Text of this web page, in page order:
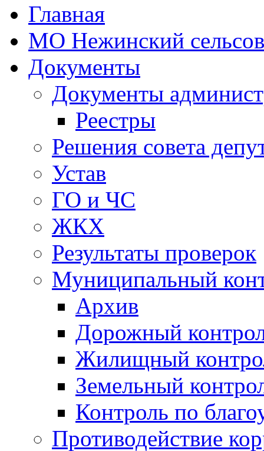
Главная
МО Нежинский
Документы
Документы
Реестры
Решения совета
Устав
ГО и ЧС
ЖКХ
Результаты проверок
Муниципальный
Архив
Дорожный
Жилищный
Земельный
Контроль по
Противодействие